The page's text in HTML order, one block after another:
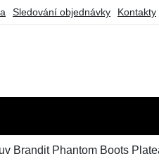
Sledování objednávky Kontakty
Brandit Phantom Boots